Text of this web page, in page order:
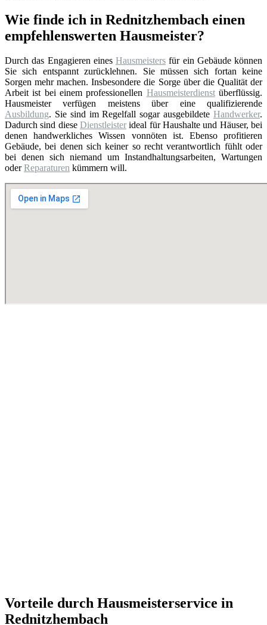
Wie finde ich in Rednitzhembach einen
empfehlenswerten Hausmeister?
Durch das Engagieren eines Hausmeisters für ein Gebäude können
Sie sich entspannt zurücklehnen. Sie müssen sich fortan keine
Sorgen mehr machen. Insbesondere die Sorge über die Qualität der
Arbeit ist bei einem professionellen Hausmeisterdienstüberflüssig.
Hausmeister verfügen meistens über eine qualifizierende
Ausbildung. Sie sind im Regelfall sogar ausgebildete Handwerker.
Dadurch sind diese Dienstleister ideal für Haushalte und Häuser, bei
denen handwerkliches Wissen vonnöten ist. Ebenso profitieren
Gebäude, bei denen sich keiner so recht verantwortlich fühlt oder
bei denen sich niemand um Instandhaltungsarbeiten, Wartungen
oderReparaturen kümmern will.
Vorteile durch Hausmeisterservice in
Rednitzhembach